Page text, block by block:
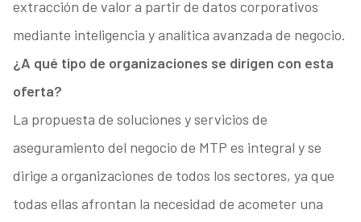
extracción de valor a partir de datos corporativos
mediante inteligencia y analítica avanzada de negocio.
¿A qué tipo de organizaciones se dirigen con esta
oferta?
La propuesta de soluciones y servicios de
aseguramiento del negocio de MTP es integral y se
dirige a organizaciones de todos los sectores, ya que
todas ellas afrontan la necesidad de acometer una